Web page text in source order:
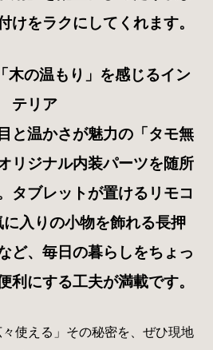
けをラクにしてくれます。
木の温もり」を感じるイン
テリア
と温かさが魅力の「タモ無
リジナル内装パーツを随所
タブレットが置けるリモコ
入りの小物を飾れる長押
ど、毎日の暮らしをちょっ
利にする工夫が満載です。
々使える」その秘密を、ぜひ現地